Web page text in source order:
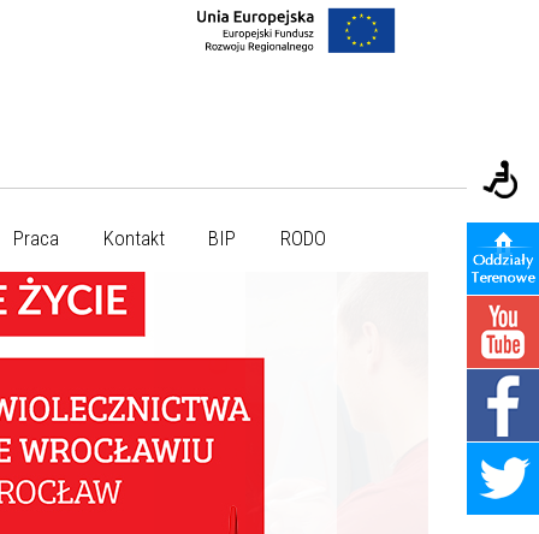
Praca Kontakt BIP RODO